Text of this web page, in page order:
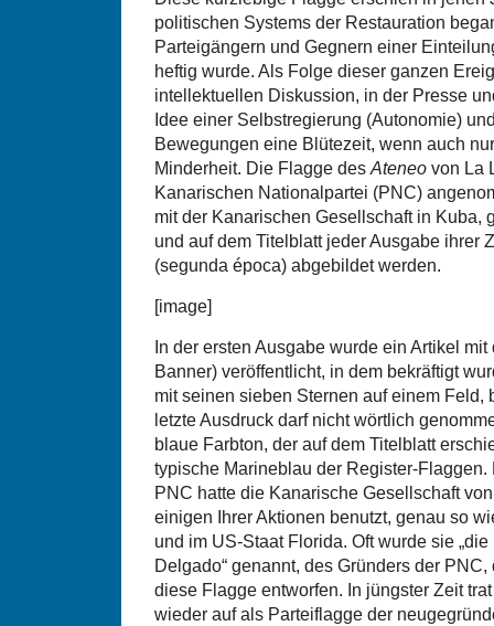
politischen Systems der Restauration
Parteigängern und Gegnern einer
heftig wurde. Als Folge dieser ganzen
intellektuellen Diskussion, in der Presse
Idee einer Selbstregierung (Autonomie)
Bewegungen eine Blütezeit, wenn auch
Minderheit. Die Flagge des Ateneo von La
Kanarischen Nationalpartei (PNC)
mit der Kanarischen Gesellschaft in Kuba,
und auf dem Titelblatt jeder Ausgabe ihrer
(segunda época) abgebildet werden.
[image]
In der ersten Ausgabe wurde ein Artikel mit
Banner) veröffentlicht, in dem bekräftigt
mit seinen sieben Sternen auf einem Feld,
letzte Ausdruck darf nicht wörtlich
blaue Farbton, der auf dem Titelblatt
typische Marineblau der Register-
PNC hatte die Kanarische Gesellschaft
einigen Ihrer Aktionen benutzt, genau so
und im US-Staat Florida. Oft wurde sie
Delgado“ genannt, des Gründers der
diese Flagge entworfen. In jüngster Zeit
wieder auf als Parteiflagge der